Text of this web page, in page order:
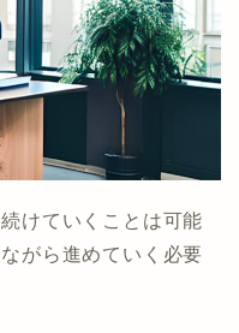
けていくことは可能
がら進めていく必要